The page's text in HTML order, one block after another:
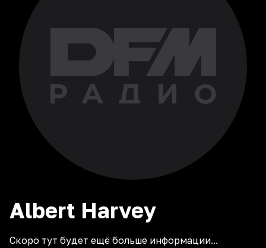
Albert Harvey
Скоро тут будет ещё больше информации...